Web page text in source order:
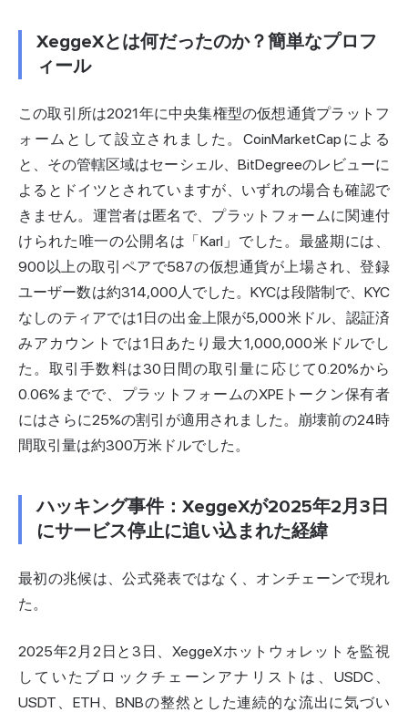
XeggeXとは何だったのか？簡単なプロフ
ィール
この取引所は2021年に中央集権型の仮想通貨プラットフ
ォームとして設立されました。CoinMarketCapによる
と、その管轄区域はセーシェル、BitDegreeのレビューに
よるとドイツとされていますが、いずれの場合も確認で
きません。運営者は匿名で、プラットフォームに関連付
けられた唯一の公開名は「Karl」でした。最盛期には、
900以上の取引ペアで587の仮想通貨が上場され、登録
ユーザー数は約314,000人でした。KYCは段階制で、KYC
なしのティアでは1日の出金上限が5,000米ドル、認証済
みアカウントでは1日あたり最大1,000,000米ドルでし
た。取引手数料は30日間の取引量に応じて0.20%から
0.06%までで、プラットフォームのXPEトークン保有者
にはさらに25%の割引が適用されました。崩壊前の24時
間取引量は約300万米ドルでした。
ハッキング事件：XeggeXが2025年2月3日
にサービス停止に追い込まれた経緯
最初の兆候は、公式発表ではなく、オンチェーンで現れ
た。
2025年2月2日と3日、XeggeXホットウォレットを監視
していたブロックチェーンアナリストは、USDC、
USDT、ETH、BNBの整然とした連続的な流出に気づい